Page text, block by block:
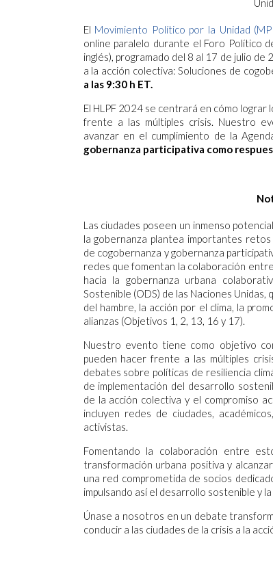
El Movimiento Político por la Unidad
online paralelo durante el Foro Político
inglés), programado del 8 al 17 de julio
a la acción colectiva: Soluciones de
a las 9:30 h ET.
El HLPF 2024 se centrará en cómo
frente a las múltiples crisis. Nuestro
avanzar en el cumplimiento de la
gobernanza participativa como
Las ciudades poseen un inmenso
la gobernanza plantea importantes
de cogobernanza y gobernanza
redes que fomentan la colaboración
hacia la gobernanza urbana
Sostenible (ODS) de las Naciones
del hambre, la acción por el clima, la
alianzas (Objetivos 1, 2, 13, 16 y 17).
Nuestro evento tiene como objetivo
pueden hacer frente a las múltiples
debates sobre políticas de resiliencia
de implementación del desarrollo
de la acción colectiva y el compromiso
incluyen redes de ciudades,
activistas.
Fomentando la colaboración entre
transformación urbana positiva y
una red comprometida de socios
impulsando así el desarrollo sostenible y
Únase a nosotros en un debate
conducir a las ciudades de la crisis a la